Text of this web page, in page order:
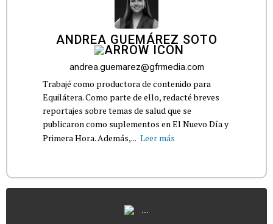
ANDREA GUEMÁREZ SOTO
andrea.guemarez@gfrmedia.com
Trabajé como productora de contenido para
Equilátera. Como parte de ello, redacté breves
reportajes sobre temas de salud que se
publicaron como suplementos en El Nuevo Día y
Primera Hora. Además,... Leer más
...